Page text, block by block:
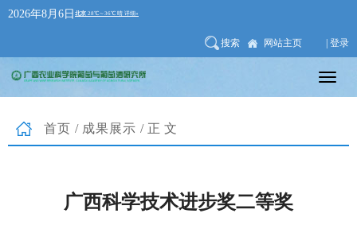
2026年8月6日
搜索 网站主页 | 登录
首页 / 成果展示 /正文
广西科学技术进步奖二等奖